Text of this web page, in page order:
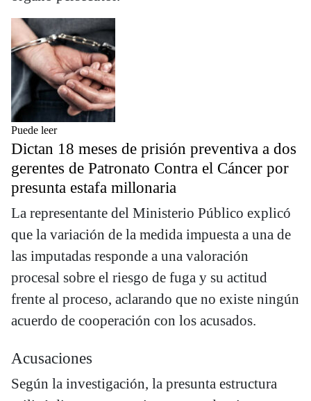
Puede leer
Dictan 18 meses de prisión preventiva a dos
gerentes de Patronato Contra el Cáncer por
presunta estafa millonaria
La representante del Ministerio Público explicó
que la variación de la medida impuesta a una de
las imputadas responde a una valoración
procesal sobre el riesgo de fuga y su actitud
frente al proceso, aclarando que no existe ningún
acuerdo de cooperación con los acusados.
Acusaciones
Según la investigación, la presunta estructura